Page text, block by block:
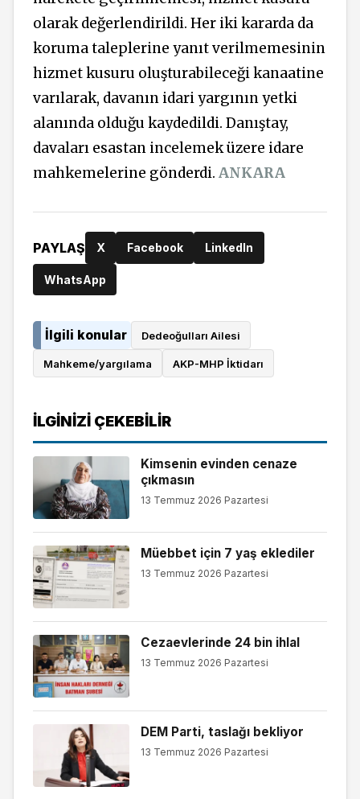
olarak değerlendirildi. Her iki kararda da
koruma taleplerine yanıt verilmemesinin
hizmet kusuru oluşturabileceği kanaatine
varılarak, davanın idari yargının yetki
alanında olduğu kaydedildi. Danıştay,
davaları esastan incelemek üzere idare
mahkemelerine gönderdi. ANKARA
PAYLAŞ X Facebook LinkedIn
WhatsApp
İlgili konular Dedeoğulları Ailesi
Mahkeme/yargılama AKP-MHP İktidarı
İLGINIZI ÇEKEBILIR
Kimsenin evinden cenaze
çıkmasın
13 Temmuz 2026 Pazartesi
Müebbet için 7 yaş eklediler
13 Temmuz 2026 Pazartesi
Cezaevlerinde 24 bin ihlal
13 Temmuz 2026 Pazartesi
DEM Parti, taslağı bekliyor
13 Temmuz 2026 Pazartesi